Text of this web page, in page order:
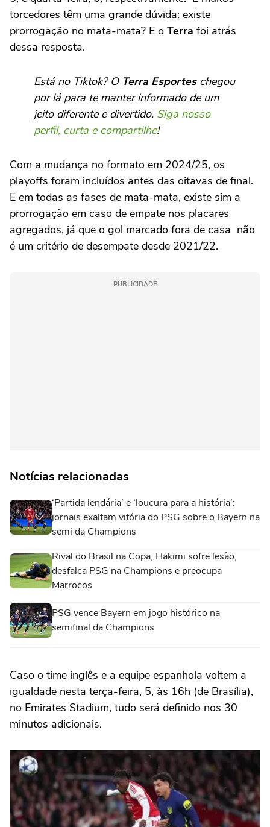
torcedores têm uma grande dúvida: existe
prorrogação no mata-mata? E o Terra foi atrás
dessa resposta.
Está no Tiktok? O Terra Esporteschegou
por lá para te manter informado de um
jeito diferente e divertido. Siga nosso
perfil, curta e compartilhe!
Com a mudança no formato em 2024/25, os
playoffs foram incluídos antes das oitavas de final.
E em todas as fases de mata-mata, existe sim a
prorrogação em caso de empate nos placares
agregados, já que o gol marcado fora de casa não
é um critério de desempate desde 2021/22.
PUBLICIDADE
Notícias relacionadas
‘Partida lendária’ e ‘loucura para a história’:
jornais exaltam vitória do PSG sobre o Bayern na
semi da Champions
Rival do Brasil na Copa, Hakimi sofre lesão,
desfalca PSG na Champions e preocupa
Marrocos
PSG vence Bayern em jogo histórico na
semifinal da Champions
Caso o time inglês e a equipe espanhola voltem a
igualdade nesta terça-feira, 5, às 16h (de Brasília),
no Emirates Stadium, tudo será definido nos 30
minutos adicionais.